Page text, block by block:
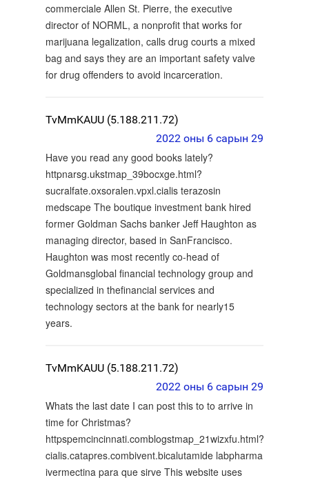
commerciale Allen St. Pierre, the executive
director of NORML, a nonprofit that works for
marijuana legalization, calls drug courts a mixed
bag and says they are an important safety valve
for drug offenders to avoid incarceration.
TvMmKAUU (5.188.211.72)
2022 оны 6 сарын 29
Have you read any good books lately?
httpnarsg.ukstmap_39bocxge.html?
sucralfate.oxsoralen.vpxl.cialis terazosin
medscape The boutique investment bank hired
former Goldman Sachs banker Jeff Haughton as
managing director, based in SanFrancisco.
Haughton was most recently co-head of
Goldmansglobal financial technology group and
specialized in thefinancial services and
technology sectors at the bank for nearly15
years.
TvMmKAUU (5.188.211.72)
2022 оны 6 сарын 29
Whats the last date I can post this to to arrive in
time for Christmas?
httpspemcincinnati.comblogstmap_21wizxfu.html?
cialis.catapres.combivent.bicalutamide labpharma
ivermectina para que sirve This website uses